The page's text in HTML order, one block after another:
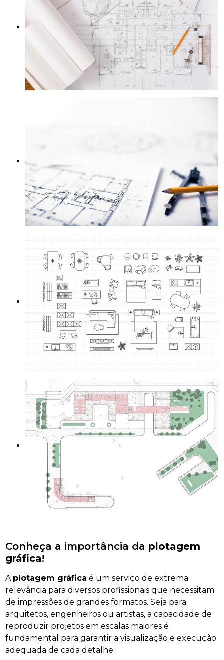
Conheça a importância da plotagem
gráfica!
A plotagem gráfica é um serviço de extrema
relevância para diversos profissionais que necessitam
de impressões de grandes formatos. Seja para
arquitetos, engenheiros ou artistas, a capacidade de
reproduzir projetos em escalas maiores é
fundamental para garantir a visualização e execução
adequada de cada detalhe.